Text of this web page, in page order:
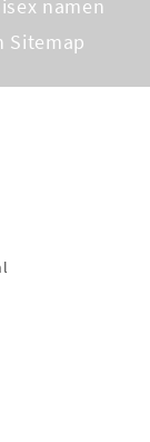
namen
Sitemap